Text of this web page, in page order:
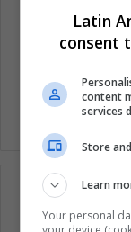
Latin
consent
content
services
Store
Learn
Your personal